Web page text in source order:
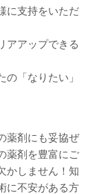
に支持をいただ
アアップできる
の「なりたい」
薬剤にも妥協ぜ
薬剤を豊富にご
かしません！知
に不安がある方